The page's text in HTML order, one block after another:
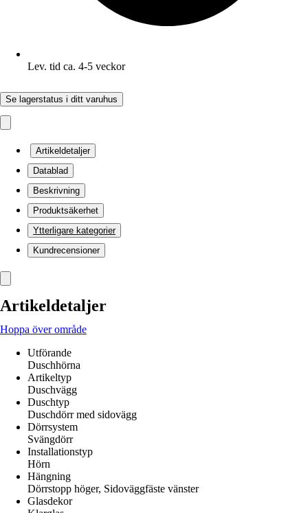
Lev. tid ca. 4-5 veckor
Se lagerstatus i ditt varuhus
Artikeldetaljer
Datablad
Beskrivning
Produktsäkerhet
Ytterligare kategorier
Kundrecensioner
Artikeldetaljer
Hoppa över område
Utförande
Duschhörna
Artikeltyp
Duschvägg
Duschtyp
Duschdörr med sidovägg
Dörrsystem
Svängdörr
Installationstyp
Hörn
Hängning
Dörrstopp höger, Sidoväggfäste vänster
Glasdekor